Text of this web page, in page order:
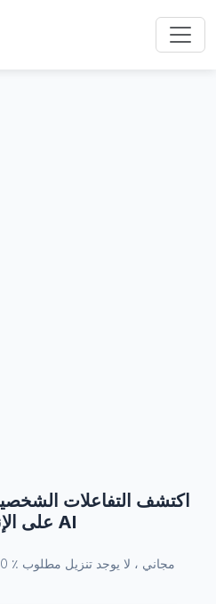
اكتشف التفاعلات
على الإنترنت AI
AI Girlfriend chatbot - 100 ٪ مجاني ، لا يوجد تنزيل مطلوب